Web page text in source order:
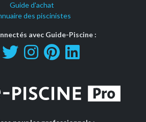
Guide d'achat
des piscinistes
avec Guide-Piscine :